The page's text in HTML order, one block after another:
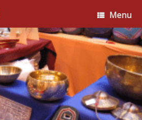
Menu